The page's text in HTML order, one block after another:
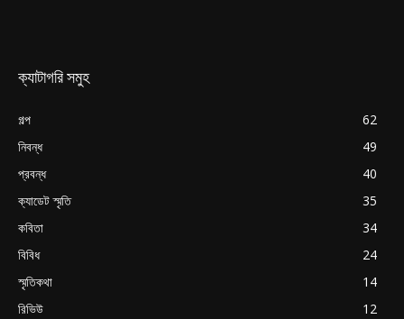
ক্যাটাগরি সমুহ
গল্প
62
নিবন্ধ
49
প্রবন্ধ
40
ক্যাডেট স্মৃতি
35
কবিতা
34
বিবিধ
24
স্মৃতিকথা
14
রিভিউ
12